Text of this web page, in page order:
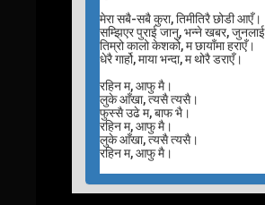
मेरा सबै-सबै कुरा, तिमीतिरै छोडी आएँ।
सम्झिएर पुराई जानु, भन्ने खबर, जुनलाई
तिम्रो कालो केशको, म छायाँमा हराएँ।
धेरै गार्हो, माया भन्दा, म थोरै डराएँ।
रहिन म, आफु मै।
लुके आँखा, त्यसै त्यसै।
फुस्सै उढे म, बाफ भै।
रहिन म, आफु मै।
लुके आँखा, त्यसै त्यसै।
रहिन म, आफु मै।